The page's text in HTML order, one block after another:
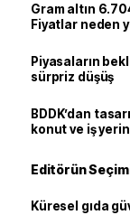
Gram altın
Fiyatlar neden
Piyasaların
sürpriz düşüş
BDDK’dan
konut ve iş
Editörün
Küresel gıda